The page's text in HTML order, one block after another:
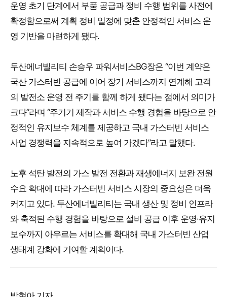
운영 초기 단계에서 부품 공급과 정비 수행 범위를 사전에
확정함으로써 계획 정비 일정에 맞춘 안정적인 서비스 운
영 기반을 마련하게 됐다.
두산에너빌리티 손승우 파워서비스BG장은 “이번 계약은
국산 가스터빈 공급에 이어 장기 서비스까지 연계해 고객
의 발전소 운영 전 주기를 함께 하게 됐다는 점에서 의미가
크다”라며 “주기기 제작과 서비스 수행 경험을 바탕으로 안
정적인 유지보수 체계를 제공하고 국내 가스터빈 서비스
사업 경쟁력을 지속적으로 높여 가겠다”라고 말했다.
노후 석탄 발전의 가스 발전 전환과 재생에너지 보완 전원
수요 확대에 따라 가스터빈 서비스 시장의 중요성은 더욱
커지고 있다. 두산에너빌리티는 국내 생산 및 정비 인프라
와 축적된 수행 경험을 바탕으로 설비 공급 이후 운영·유지
보수까지 아우르는 서비스를 확대해 국내 가스터빈 산업
생태계 강화에 기여할 계획이다.